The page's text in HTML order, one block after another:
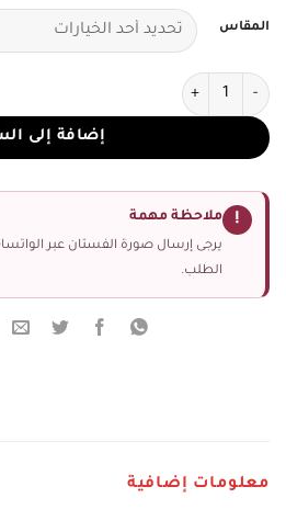
المقاس
كمية جلابية مخمل
إضافة إلى
! ملاحظة مهمة
يرجى إرسال صورة الفستان عبر
الطلب.
معلومات إضافية